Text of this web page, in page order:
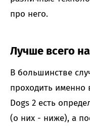
про него.
Лучше всего
В большинстве
проходить именно
Dogs 2 есть
(о них - ниже), а